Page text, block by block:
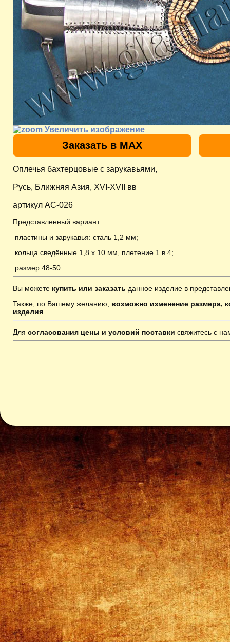
Увеличить изображение
Заказать в MAX
Оплечья бахтерцовые с зарукавьями,
Русь, Ближняя Азия, XVI-XVII вв
артикул AC-026
Представленный вариант:
пластины и зарукавья: сталь 1,2 мм;
кольца сведённые 1,8 х 10 мм, плетение 1 в 4;
размер 48-50
Вы можете купить или заказать данное изделие в
Также, по Вашему желанию, возможно изменение размера,
изделия
Для согласования цены и условий поставки свяжитесь с